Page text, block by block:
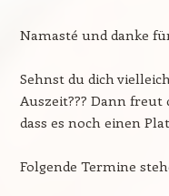
Namasté und danke
Sehnst du dich
Auszeit??? Dann
dass es noch einen
Folgende Termine